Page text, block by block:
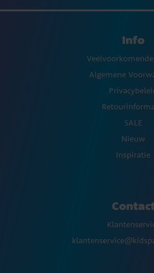
Info
Algemene
SALE
Nieuw
Inspiratie